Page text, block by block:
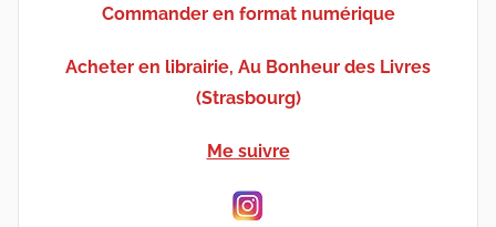
Commander en format numérique
Acheter en librairie, Au Bonheur des Livres
(Strasbourg)
Me suivre